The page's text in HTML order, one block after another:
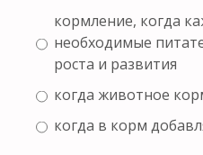
кормление, когда
необходимые
роста и развития
когда животное
когда в корм